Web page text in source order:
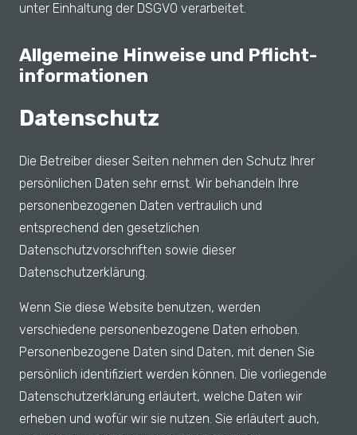
unter Einhaltung der DSGVO verarbeitet.
Allgemeine Hinweise und Pflicht­
informationen
Datenschutz
Die Betreiber dieser Seiten nehmen den Schutz Ihrer
persönlichen Daten sehr ernst. Wir behandeln Ihre
personenbezogenen Daten vertraulich und
entsprechend den gesetzlichen
Datenschutzvorschriften sowie dieser
Datenschutzerklärung.
Wenn Sie diese Website benutzen, werden
verschiedene personenbezogene Daten erhoben.
Personenbezogene Daten sind Daten, mit denen Sie
persönlich identifiziert werden können. Die vorliegende
Datenschutzerklärung erläutert, welche Daten wir
erheben und wofür wir sie nutzen. Sie erläutert auch,